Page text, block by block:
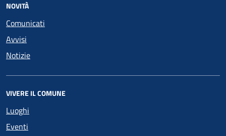
NOVITÀ
Comunicati
Avvisi
Notizie
VIVERE IL COMUNE
Luoghi
Eventi